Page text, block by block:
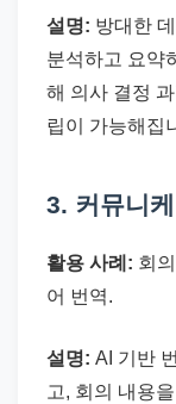
설명: 방대한
분석하고 요약
해 의사 결정
립이 가능해집
3. 커뮤니
활용 사례: 회
어 번역.
설명: AI 기반
고, 회의 내용